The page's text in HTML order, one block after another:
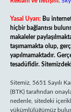
Yasal Uyarı: Bu
hiçbir bağlantısı
makaleler
taşımamakta olup,
yapılmamaktadır.
tesadüfidir.
Sitemiz, 5651 Sayılı
(BTK) tarafından
nedenle, sitedeki
yükümlülüğümüz